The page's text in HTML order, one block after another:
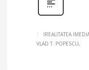
IREALITATEA
VLAD T. POPESCU